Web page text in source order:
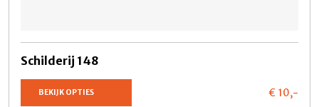
Schilderij 148
BEKIJK OPTIES € 10,-